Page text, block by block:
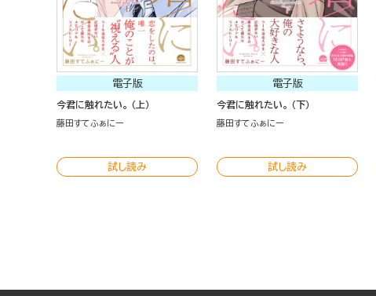
電子版
今君に触れたい。 （上）
藤田すてふぁにー
試し読み
電子版
今君に触れたい。 （下）
藤田すてふぁにー
試し読み